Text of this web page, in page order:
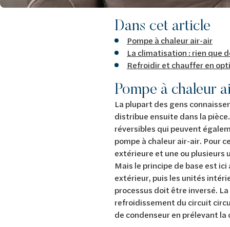
Dans cet article
Pompe à chaleur air-air
La climatisation : rien que
Refroidir et chauffer en
Pompe à chaleur
La plupart des gens
distribue ensuite dans la
réversibles qui peuvent
pompe à chaleur air-air. Pour
extérieure et une ou
Mais le principe de base est
extérieur, puis les unités
processus doit être inversé.
refroidissement du circuit
de condenseur en prélevant